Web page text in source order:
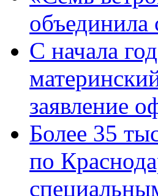
объединила
С начала
заявление
Более 35
по